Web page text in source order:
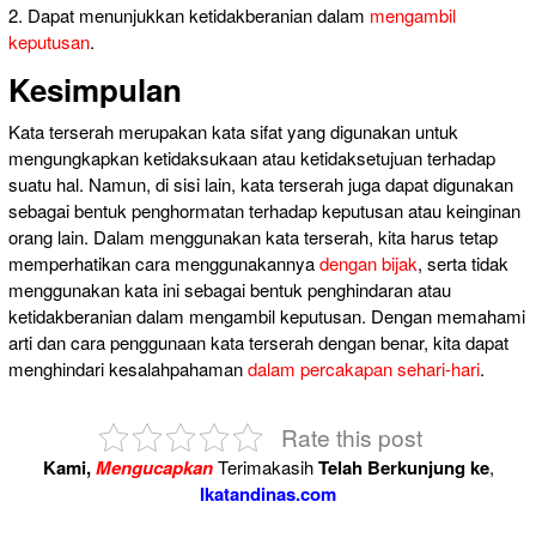
2. Dapat menunjukkan ketidakberanian dalam mengambil
keputusan.
Kesimpulan
Kata terserah merupakan kata sifat yang digunakan untuk
mengungkapkan ketidaksukaan atau ketidaksetujuan terhadap
suatu hal. Namun, di sisi lain, kata terserah juga dapat digunakan
sebagai bentuk penghormatan terhadap keputusan atau keinginan
orang lain. Dalam menggunakan kata terserah, kita harus tetap
memperhatikan cara menggunakannyadengan bijak, serta tidak
menggunakan kata ini sebagai bentuk penghindaran atau
ketidakberanian dalam mengambil keputusan. Dengan memahami
arti dan cara penggunaan kata terserah dengan benar, kita dapat
menghindari kesalahpahamandalam percakapan sehari-hari.
Rate this post
Kami,MengucapkanTerimakasihTelah Berkunjung ke,
Ikatandinas.com